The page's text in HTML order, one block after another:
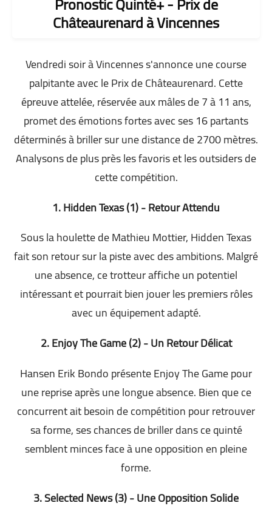
Châteaurenard à Vincennes
Vendredi soir à Vincennes s'annonce une course
palpitante avec le Prix de Châteaurenard. Cette
épreuve attelée, réservée aux mâles de 7 à 11 ans,
promet des émotions fortes avec ses 16 partants
déterminés à briller sur une distance de 2700 mètres.
Analysons de plus près les favoris et les outsiders de
cette compétition.
1. Hidden Texas (1) - Retour Attendu
Sous la houlette de Mathieu Mottier, Hidden Texas
fait son retour sur la piste avec des ambitions. Malgré
une absence, ce trotteur affiche un potentiel
intéressant et pourrait bien jouer les premiers rôles
avec un équipement adapté.
2. Enjoy The Game (2) - Un Retour Délicat
Hansen Erik Bondo présente Enjoy The Game pour
une reprise après une longue absence. Bien que ce
concurrent ait besoin de compétition pour retrouver
sa forme, ses chances de briller dans ce quinté
semblent minces face à une opposition en pleine
forme.
3. Selected News (3) - Une Opposition Solide